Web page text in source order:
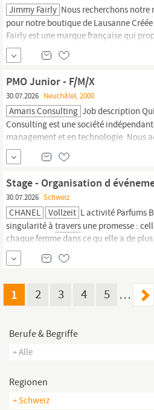
Jimmy Fairly Nous recherchons
pour notre boutique de Lausanne
Fairly est une marque française qui
& solaire) de qualité et dans l’air du
ambition? Révolutionner le monde de
expérience lifestyle inspirante,
PMO Junior - F/M/X
30.07.2026 Neuchâtel, 2000
Amaris Consulting Job description
Consulting est une société
management et en technologie. Nous
000 clients à
travers
opérationnels et de transformation,
expertise dans divers secteurs d’activité.
Stage - Organisation d
30.07.2026 Schweiz
CHANEL Vollzeit L activité Parfums
singularité à travers une promesse :
chaque femme dans ce qu elle a de
parfum, son maquillage et ses produits
est largement héritée de
1 2 3 4 5 …
Berufe & Begriffe
+ Alle
Regionen
+ Schweiz